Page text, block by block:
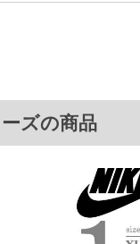
上げ無料対象商品は1本につ
場合がございます。
りますので、予めご了承下さ
ズの商品